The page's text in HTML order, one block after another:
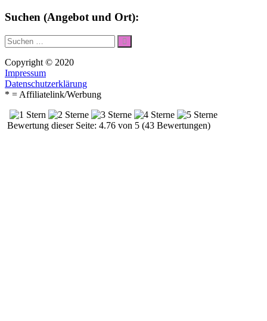
Suchen (Angebot und Ort):
Suche
nach:
Suchen
Copyright © 2020
Impressum
Datenschutzerklärung
* = Affiliatelink/Werbung
Bewertung dieser Seite: 4.76 von 5 (43 Bewertungen)